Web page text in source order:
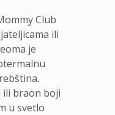
Club
ili
je
ili braon boji
u svetlo